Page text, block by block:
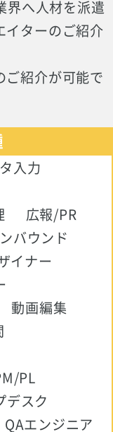
界へ人材を派遣
イターのご紹介
ご紹介が可能で
入力
広報/PR
バウンド
イナー
動画編集
PL
デスク
QAエンジニア